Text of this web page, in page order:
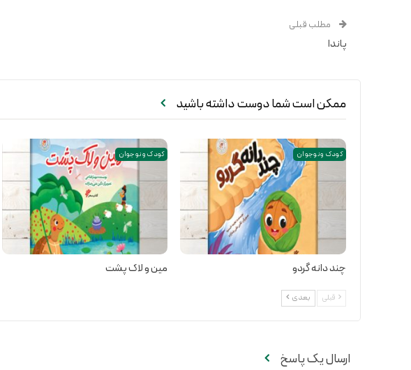
مطلب قبلی
پاندا
ممکن است شما دوست داشته باشید
کودک و نوجوان
چند دانه گردو
کودک و نوجوان
مین و لاک پشت
قبلی بعدی
ارسال یک پاسخ